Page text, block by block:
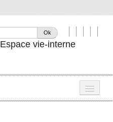
Ok
Espace vie-interne